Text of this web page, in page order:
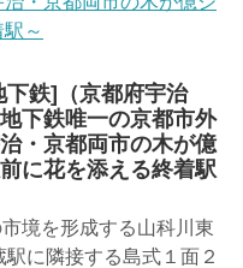
下鉄]（京都府宇治
下鉄唯一の京都市外
・京都両市の木が億
に花を添える終着駅
境を形成する山科川東
に隣接する島式１面２